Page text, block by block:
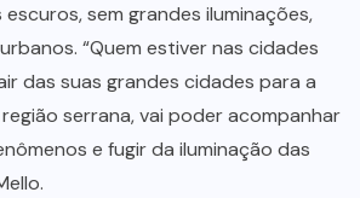
sem grandes iluminações,
“Quem estiver nas cidades
das suas grandes cidades para a
serrana, vai poder acompanhar
e fugir da iluminação das